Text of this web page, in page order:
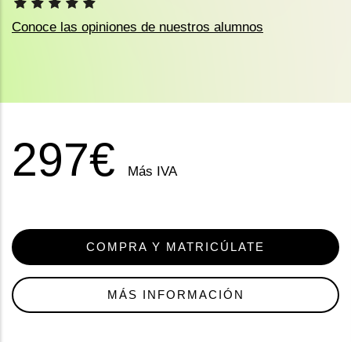
Conoce las opiniones de nuestros alumnos
297€ Más IVA
COMPRA Y MATRICÚLATE
MÁS INFORMACIÓN